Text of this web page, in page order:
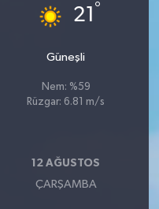
21 °
Güneşli
Nem: %59
Rüzgar: 6.81 m/s
12 AĞUSTOS
ÇARŞAMBA